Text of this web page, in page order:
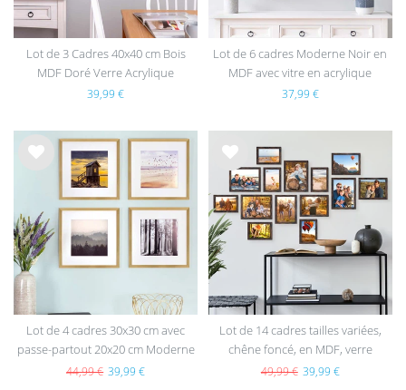
Lot de 3 Cadres 40x40 cm Bois
MDF Doré Verre Acrylique
39,99 €
Lot de 6 cadres Moderne Noir en
MDF avec vitre en acrylique
37,99 €
hait
s
Lot de 4 cadres 30x30 cm avec
passe-partout 20x20 cm Moderne
Or en MDF avec vitre en acrylique
44,99 € 39,99 €
List
e de
sou
hait
Lot de 14 cadres tailles variées,
chêne foncé, en MDF, verre
acrylique
49,99 € 39,99 €